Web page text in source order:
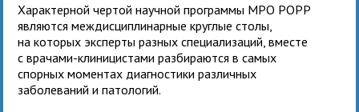
Характерной чертой научной программы МРО РОРР
являются междисциплинарные круглые столы,
на которых эксперты разных специализаций, вместе
с врачами-клиницистами разбираются в самых
спорных моментах диагностики различных
заболеваний и патологий.